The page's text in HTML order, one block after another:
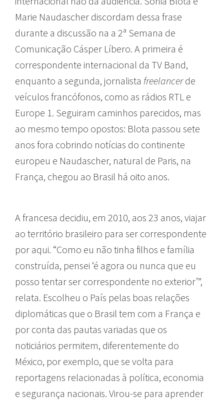
Marie Naudascher discordam dessa frase
durante a discussão na a 2ª Semana de
Comunicação Cásper Líbero. A primeira é
correspondente internacional da TV Band,
enquanto a segunda, jornalista freelancerde
veículos francófonos, como as rádios RTL e
Europe 1. Seguiram caminhos parecidos, mas
ao mesmo tempo opostos: Blota passou sete
anos fora cobrindo notícias do continente
europeu e Naudascher, natural de Paris, na
França, chegou ao Brasil há oito anos.
A francesa decidiu, em 2010, aos 23 anos, viajar
ao território brasileiro para ser correspondente
por aqui. “Como eu não tinha filhos e família
construída, pensei ‘é agora ou nunca que eu
posso tentar ser correspondente no exterior’”,
relata. Escolheu o País pelas boas relações
diplomáticas que o Brasil tem com a França e
por conta das pautas variadas que os
noticiários permitem, diferentemente do
México, por exemplo, que se volta para
reportagens relacionadas à política, economia
e segurança nacionais. Virou-se para aprender